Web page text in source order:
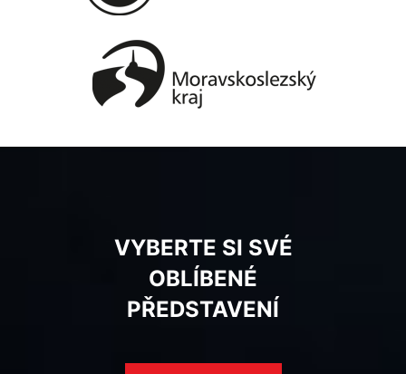
VYBERTE SI SVÉ
OBLÍBENÉ
PŘEDSTAVENÍ